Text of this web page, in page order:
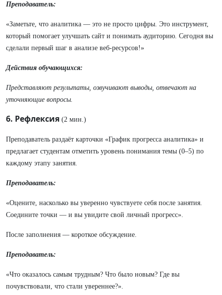
Преподаватель:
«Заметьте, что аналитика — это не просто цифры. Это инструмент,
который помогает улучшать сайт и понимать аудиторию. Сегодня вы
сделали первый шаг в анализе веб-ресурсов!»
Действия обучающихся:
Представляют результаты, озвучивают выводы, отвечают на
уточняющие вопросы.
6. Рефлексия (2 мин.)
Преподаватель раздаёт карточки «График прогресса аналитика» и
предлагает студентам отметить уровень понимания темы (0–5) по
каждому этапу занятия.
Преподаватель:
«Оцените, насколько вы уверенно чувствуете себя после занятия.
Соедините точки — и вы увидите свой личный прогресс».
После заполнения — короткое обсуждение.
Преподаватель:
«Что оказалось самым трудным? Что было новым? Где вы
почувствовали, что стали увереннее?».